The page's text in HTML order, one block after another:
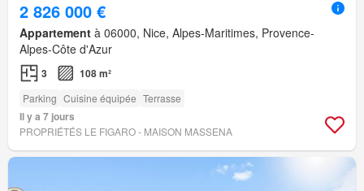
2 826 000 €
Appartement à 06000, Nice, Alpes-Maritimes, Provence-
Alpes-Côte d'Azur
3 108 m²
Parking Cuisine équipée Terrasse
Il y a 7 jours
PROPRIÉTÉS LE FIGARO - MAISON MASSENA